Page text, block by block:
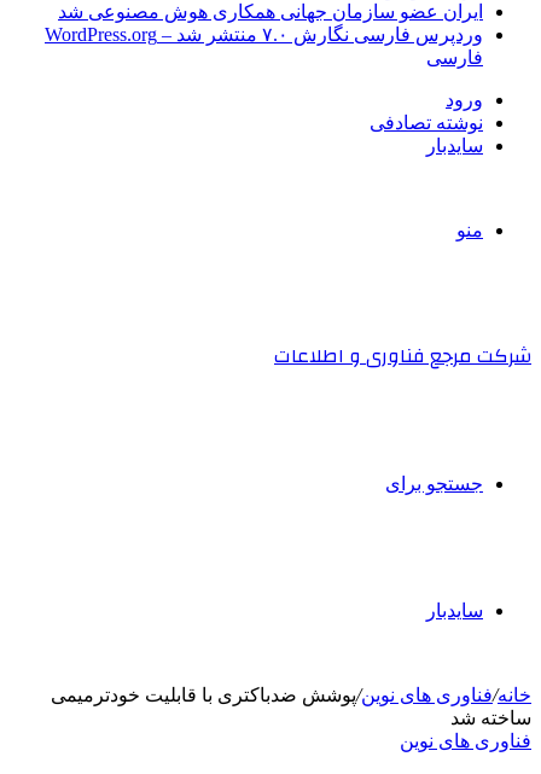
ایران عضو سازمان جهانی همکاری هوش مصنوعی شد
وردپرس فارسی نگارش ۷.۰ منتشر شد – WordPress.org
فارسی
ورود
نوشته تصادفی
سایدبار
منو
شرکت مرجع فناوری و اطلاعات
جستجو برای
سایدبار
خانه/فناوری های نوین/پوشش ضدباکتری با قابلیت خودترمیمی
ساخته شد
فناوری های نوین